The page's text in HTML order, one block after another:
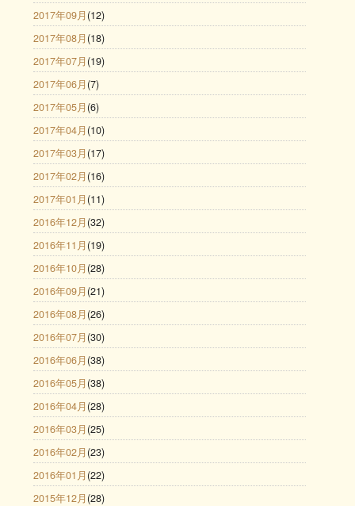
2017年09月 (12)
2017年08月 (18)
2017年07月 (19)
2017年06月 (7)
2017年05月 (6)
2017年04月 (10)
2017年03月 (17)
2017年02月 (16)
2017年01月 (11)
2016年12月 (32)
2016年11月 (19)
2016年10月 (28)
2016年09月 (21)
2016年08月 (26)
2016年07月 (30)
2016年06月 (38)
2016年05月 (38)
2016年04月 (28)
2016年03月 (25)
2016年02月 (23)
2016年01月 (22)
2015年12月 (28)